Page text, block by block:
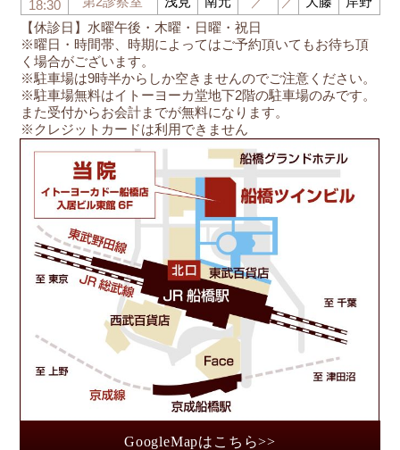
【休診日】水曜午後・木曜・日曜・祝日
※曜日・時間帯、時期によってはご予約頂いてもお待ち頂
く場合がございます。
※駐車場は9時半からしか空きませんのでご注意ください。
※駐車場無料はイトーヨーカ堂地下2階の駐車場のみです。
また受付からお会計までが無料になります。
※クレジットカードは利用できません
18:30
GoogleMapはこちら>>